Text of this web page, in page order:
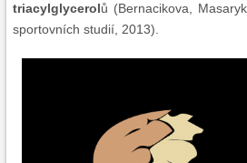
triacylglycerolů (Bernacikova,
sportovních studií, 2013).